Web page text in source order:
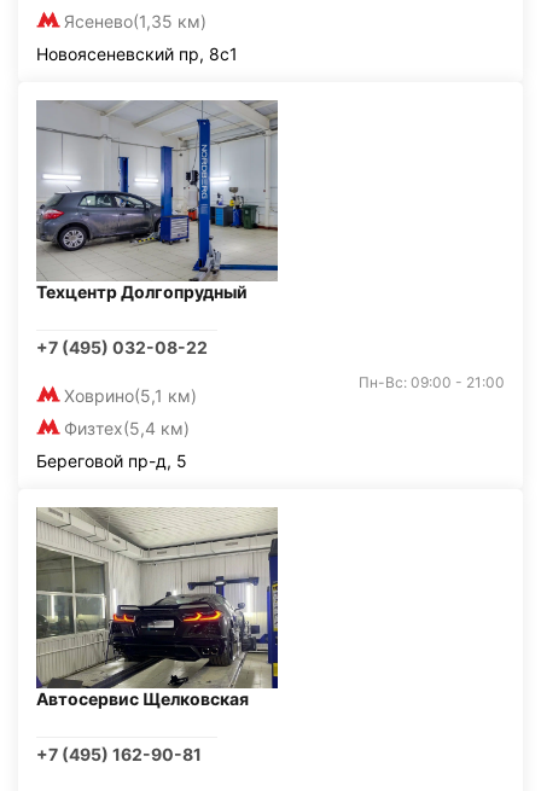
Ясенево(1,35 км)
Новоясеневский пр, 8с1
Техцентр Долгопрудный
+7 (495) 032-08-22
Ховрино(5,1 км)
Физтех(5,4 км)
Пн-Вс: 09:00 - 21:00
Береговой пр-д, 5
Автосервис Щелковская
+7 (495) 162-90-81